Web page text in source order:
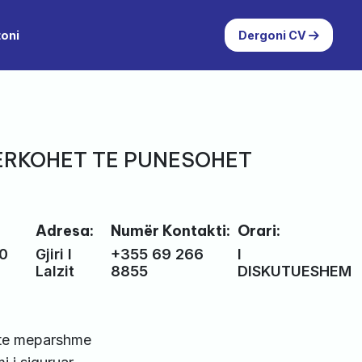
Dergoni CV
TE PUNESOHET
Adresa:
Gjiri I
Lalzit
Numër Kontakti:
+355 69 266
8855
Orari:
I
DISKUTUESHEM
meparshme